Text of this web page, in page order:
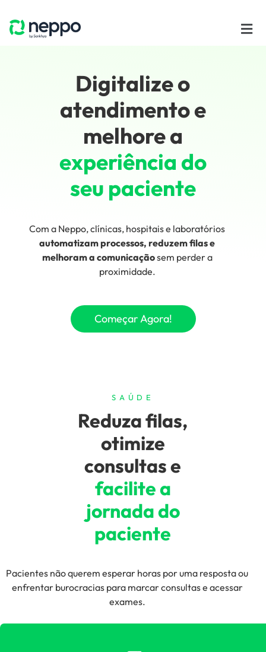
Digitalize o
atendimento e
melhore a
experiência do
seu paciente
Com a Neppo, clínicas, hospitais e laboratórios
automatizam processos, reduzem filas e
melhoram a comunicaçãosem perder a
proximidade.
Começar Agora!
SAÚDE
Reduza filas,
otimize
consultas e
facilite a
jornada do
paciente
Pacientes não querem esperar horas por uma resposta ou
enfrentar burocracias para marcar consultas e acessar
exames.